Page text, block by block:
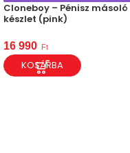
Cloneboy – Pénisz másoló
készlet (pink)
16 990 Ft
KOSÁRBA